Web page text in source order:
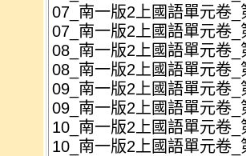
07_南一版2上國語單元卷
07_南一版2上國語單元卷
08_南一版2上國語單元卷
08_南一版2上國語單元卷
09_南一版2上國語單元卷
09_南一版2上國語單元卷
10_南一版2上國語單元卷
10_南一版2上國語單元卷